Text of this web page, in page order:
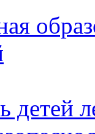
детей